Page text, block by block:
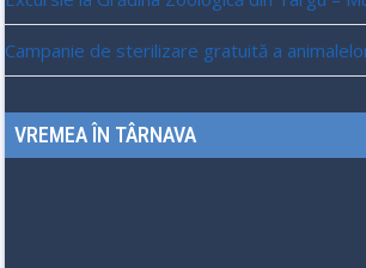
Campanie de sterilizare gratuită a
VREMEA ÎN TÂRNAVA